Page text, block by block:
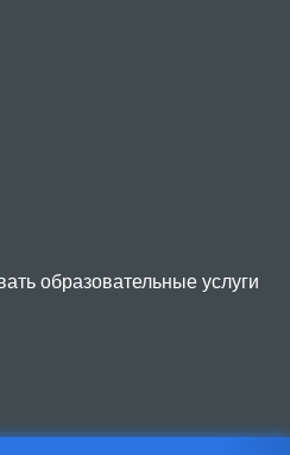
образовательные услуги